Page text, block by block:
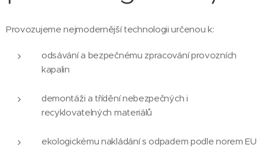
Provozujeme nejmodernější technologii určenou k:
odsávání a bezpečnému zpracování provozních
kapalin
demontáži a třídění nebezpečných i
recyklovatelných materiálů
ekologickému nakládání s odpadem podle norem EU